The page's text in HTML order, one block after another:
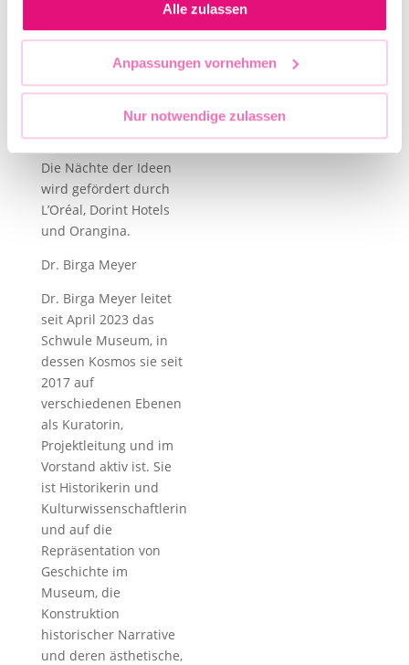
Alle zulassen
Anpassungen vornehmen
Nur notwendige zulassen
im Deutschen Theater
statt (Schumannstraße
13A, 10117 Berlin)
Im Rahmen der Nächte
der Ideen 2026 des
Institut français Berlin.
Die Nächte der Ideen
wird gefördert durch
L’Oréal, Dorint Hotels
und Orangina.
Dr. Birga Meyer
Dr. Birga Meyer leitet
seit April 2023 das
Schwule Museum, in
dessen Kosmos sie seit
2017 auf
verschiedenen Ebenen
als Kuratorin,
Projektleitung und im
Vorstand aktiv ist. Sie
ist Historikerin und
Kulturwissenschaftlerin
und auf die
Repräsentation von
Geschichte im
Museum, die
Konstruktion
historischer Narrative
und deren ästhetische,